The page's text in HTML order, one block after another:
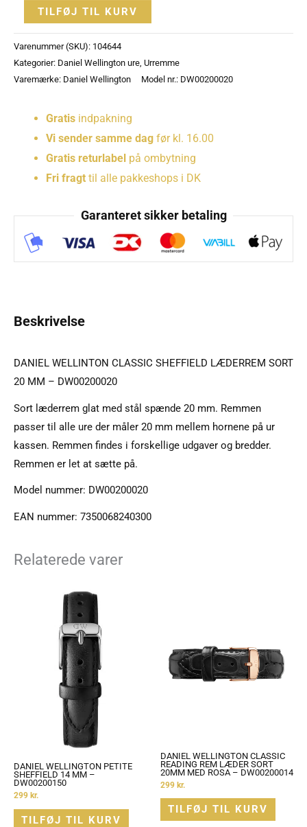
TILFØJ TIL KURV
Varenummer (SKU): 104644
Kategorier: Daniel Wellington ure Urremme
Varemærke: Daniel Wellington Model nr.: DW00200020
Gratis indpakning
Vi sender samme dag før kl. 16.00
Gratis returlabel på ombytning
Fri fragt til alle pakkeshops i DK
Garanteret sikker betaling
Beskrivelse
DANIEL WELLINTON CLASSIC SHEFFIELD LÆDERREM SORT
20 MM – DW00200020
Sort læderrem glat med stål spænde 20 mm. Remmen
passer til alle ure der måler 20 mm mellem hornene på ur
kassen. Remmen findes i forskellige udgaver og bredder.
Remmen er let at sætte på.
Model nummer: DW00200020
EAN nummer: 7350068240300
Relaterede varer
DANIEL WELLINGTON PETITE
SHEFFIELD 14 MM –
DW00200150
299 kr.
TILFØJ TIL KURV
DANIEL WELLINGTON CLASSIC
READING REM LÆDER SORT
20MM MED ROSA – DW00200014
299 kr.
TILFØJ TIL KURV